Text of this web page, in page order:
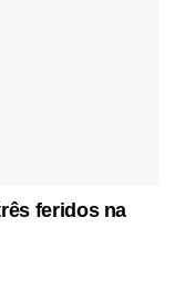
feridos na